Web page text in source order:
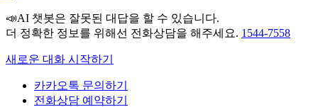
📣AI 챗봇은 잘못된 대답을 할 수 있습니다.
더 정확한 정보를 위해선 전화상담을 해주세요. 1544-7558
새로운 대화 시작하기
카카오톡 문의하기
전화상담 예약하기